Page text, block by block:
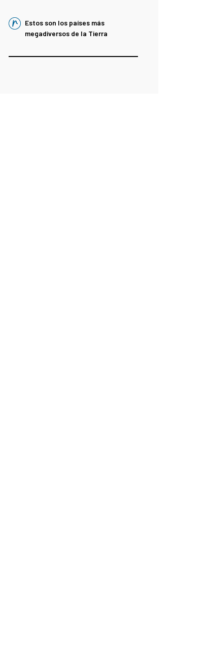
Estos son los países más
megadiversos de la Tierra